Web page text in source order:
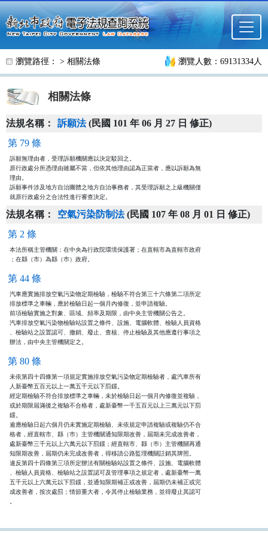
跳至主要內容
瀏覽路徑： > 相關法條 瀏覽人數：69131334人
相關法條
法規名稱： 訴願法(民國 101 年 06 月 27 日 修正)
第 79 條
訴願無理由者，受理訴願機關應以決定駁回之。
原行政處分所憑理由雖屬不當，但依其他理由認為正當者，應以訴願為無
理由。
訴願事件涉及地方自治團體之地方自治事務者，其受理訴願之上級機關僅
就原行政處分之合法性進行審查決定。
法規名稱： 空氣污染防制法(民國 107 年 08 月 01 日 修正)
第 2 條
本法所稱主管機關：在中央為行政院環境保護署；在直轄市為直轄市政府
；在縣（市）為縣（巿）政府。
第 44 條
汽車應實施排放空氣污染物定期檢驗，檢驗不符合第三十六條第二項所定
排放標準之車輛，應於檢驗日起一個月內修復，並申請複驗。
前項檢驗實施之對象、區域、頻率及期限，由中央主管機關公告之。
汽車排放空氣污染物檢驗站設置之條件、設施、電腦軟體、檢驗人員資格
、檢驗站之設置認可、撤銷、廢止、查核、停止檢驗及其他應遵行事項之
辦法，由中央主管機關定之。
第 80 條
未依第四十四條第一項規定實施排放空氣污染物定期檢驗者，處汽車所有
人新臺幣五百元以上一萬五千元以下罰鍰。
經定期檢驗不符合排放標準之車輛，未於檢驗日起一個月內修復並複驗，
或於期限屆滿後之複驗不合格者，處新臺幣一千五百元以上三萬元以下罰
鍰。
逾應檢驗日起六個月仍未實施定期檢驗、未依規定申請複驗或複驗仍不合
格者，經直轄市、縣（巿）主管機關通知限期改善，屆期未完成改善者，
處新臺幣三千元以上六萬元以下罰鍰；經直轄市、縣（巿）主管機關再通
知限期改善，屆期仍未完成改善者，得移請公路監理機關註銷其牌照。
違反第四十四條第三項所定辦法有關檢驗站設置之條件、設施、電腦軟體
、檢驗人員資格、檢驗站之設置認可及管理事項之規定者，處新臺幣一萬
五千元以上六萬元以下罰鍰，並通知限期補正或改善，屆期仍未補正或完
成改善者，按次處罰；情節重大者，令其停止檢驗業務，並得廢止其認可
。